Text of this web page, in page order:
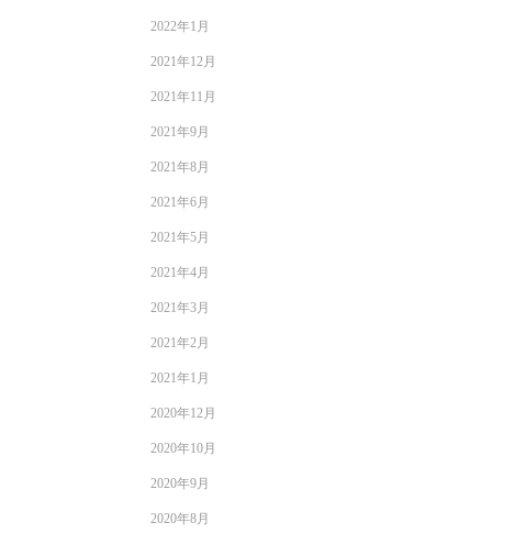
2022年1月
2021年12月
2021年11月
2021年9月
2021年8月
2021年6月
2021年5月
2021年4月
2021年3月
2021年2月
2021年1月
2020年12月
2020年10月
2020年9月
2020年8月